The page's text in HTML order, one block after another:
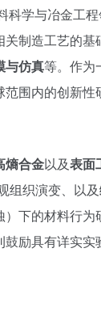
学与冶金工
制造工艺的
与仿真等。作为
围内的创新性
熵合金以及表面
组织演变、以及
下的材料行为
鼓励具有详实实